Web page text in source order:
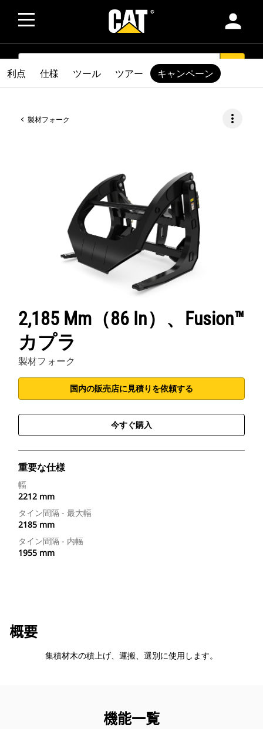
person
SEARCH
製材フォーク more_vert
2,185 Mm（86 In）、Fusion™
カプラ
製材フォーク
国内の販売店に見積りを依頼する
今すぐ購入
重要な仕様
幅
2212 mm
タイン間隔 - 最大幅
2185 mm
タイン間隔 - 内幅
1955 mm
利点 仕様 ツール ツアー キャンペーン
概要
集積材木の積上げ、運搬、選別に使用します。
機能一覧